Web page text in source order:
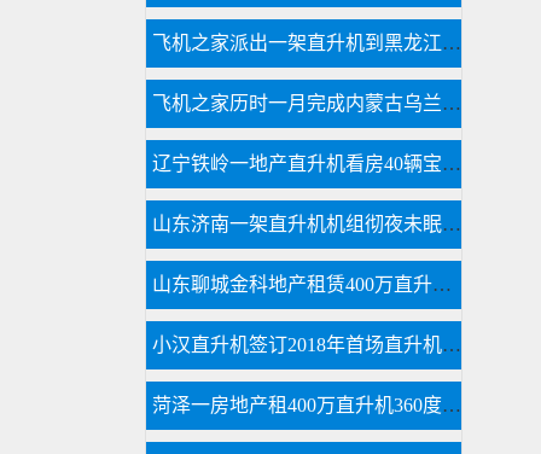
飞机之家派出一架直升机到黑龙江齐齐哈尔执行为期半年任务
飞机之家历时一月完成内蒙古乌兰浩特兴安盟直升机航测
辽宁铁岭一地产直升机看房40辆宝马劳斯莱斯跟随
山东济南一架直升机机组彻夜未眠防治美国白蛾
山东聊城金科地产租赁400万直升机空中看房
小汉直升机签订2018年首场直升机婚礼合同
菏泽一房地产租400万直升机360度空中看房